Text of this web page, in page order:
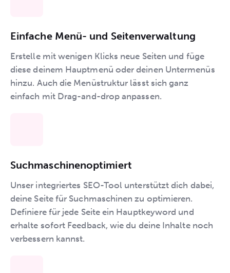
Einfache Menü- und Seitenverwaltung
Erstelle mit wenigen Klicks neue Seiten und füge
diese deinem Hauptmenü oder deinen Untermenüs
hinzu. Auch die Menüstruktur lässt sich ganz
einfach mit Drag-and-drop anpassen.
Suchmaschinenoptimiert
Unser integriertes SEO-Tool unterstützt dich dabei,
deine Seite für Suchmaschinen zu optimieren.
Definiere für jede Seite ein Hauptkeyword und
erhalte sofort Feedback, wie du deine Inhalte noch
verbessern kannst.